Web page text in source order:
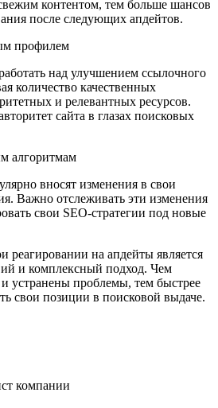
контентом, тем больше шансов
после следующих апдейтов.
профилем
над улучшением ссылочного
количество качественных
и релевантных ресурсов.
сайта в глазах поисковых
алгоритмам
вносят изменения в свои
Важно отслеживать эти изменения
свои SEO-стратегии под новые
на апдейты является
и комплексный подход. Чем
устранены проблемы, тем быстрее
свои позиции в поисковой выдаче.
компании